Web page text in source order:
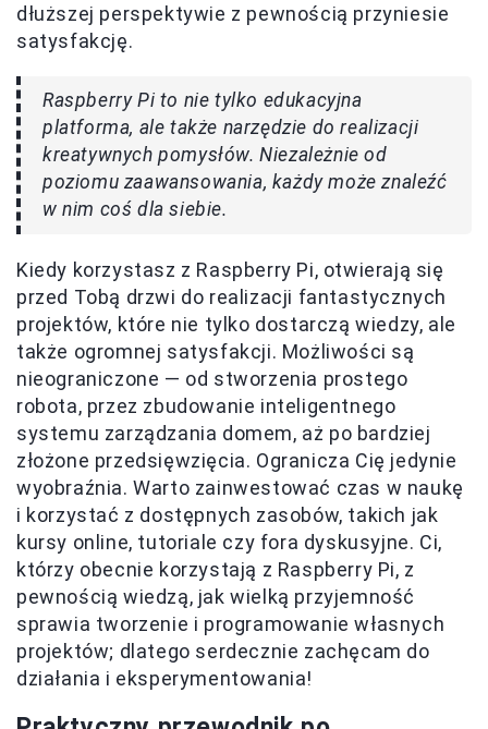
dłuższej perspektywie z pewnością przyniesie
satysfakcję.
Raspberry Pi to nie tylko edukacyjna
platforma, ale także narzędzie do realizacji
kreatywnych pomysłów. Niezależnie od
poziomu zaawansowania, każdy może znaleźć
w nim coś dla siebie.
Kiedy korzystasz z Raspberry Pi, otwierają się
przed Tobą drzwi do realizacji fantastycznych
projektów, które nie tylko dostarczą wiedzy, ale
także ogromnej satysfakcji. Możliwości są
nieograniczone — od stworzenia prostego
robota, przez zbudowanie inteligentnego
systemu zarządzania domem, aż po bardziej
złożone przedsięwzięcia. Ogranicza Cię jedynie
wyobraźnia. Warto zainwestować czas w naukę
i korzystać z dostępnych zasobów, takich jak
kursy online, tutoriale czy fora dyskusyjne. Ci,
którzy obecnie korzystają z Raspberry Pi, z
pewnością wiedzą, jak wielką przyjemność
sprawia tworzenie i programowanie własnych
projektów; dlatego serdecznie zachęcam do
działania i eksperymentowania!